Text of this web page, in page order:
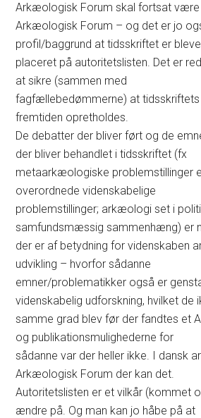
Arkæologisk Forum skal fortsat være
Arkæologisk Forum – og det er jo
profil/baggrund at tidsskriftet er
placeret på autoritetslisten. Det er
at sikre (sammen med
fagfællebedømmerne) at
fremtiden opretholdes.
De debatter der bliver ført og de
der bliver behandlet i tidsskriftet (fx
metaarkæologiske problemstillinger
overordnede videnskabelige
problemstillinger; arkæologi set i
samfundsmæssig sammenhæng) er
der er af betydning for videnskaben
udvikling – hvorfor sådanne
emner/problematikker også er
videnskabelig udforskning, hvilket de
samme grad blev før der fandtes et
og publikationsmulighederne for
sådanne var der heller ikke. I dansk
Arkæologisk Forum der kan det.
Autoritetslisten er et vilkår (kommet
ændre på. Og man kan jo håbe på at